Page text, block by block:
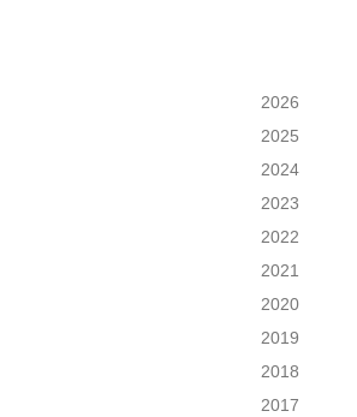
2026
2025
2024
2023
2022
2021
2020
2019
2018
2017